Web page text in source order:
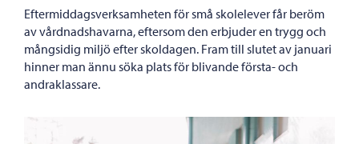
Eftermiddagsverksamheten för små skolelever får beröm
av vårdnadshavarna, eftersom den erbjuder en trygg och
mångsidig miljö efter skoldagen. Fram till slutet av januari
hinner man ännu söka plats för blivande första- och
andraklassare.